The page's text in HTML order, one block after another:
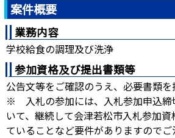
案件概要
業務内容
学校給食の調理及び洗浄
参加資格及び提出書類等
公告文等をご確認のうえ、必要書類を
※ 入札の参加には、入札参加申込締
いて、継続して会津若松市入札参加
ていることなど要件がありますのでご